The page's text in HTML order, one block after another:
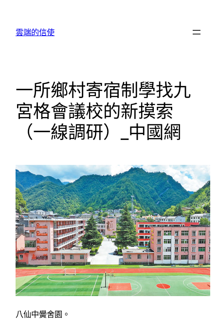
雲端的信使
一所鄉村寄宿制學找九
宮格會議校的新摸索
（一線調研）_中國網
八仙中黌舍園。